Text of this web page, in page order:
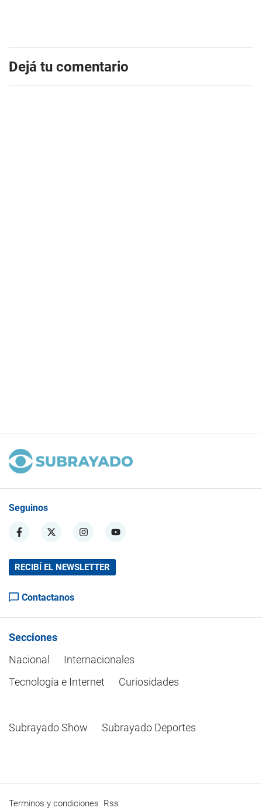
Dejá tu comentario
Seguinos
RECIBÍ EL NEWSLETTER
Contactanos
Secciones
Nacional
Internacionales
Tecnología e Internet
Curiosidades
Subrayado Show Subrayado Deportes
Terminos y condiciones Rss